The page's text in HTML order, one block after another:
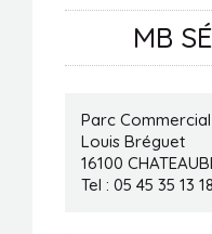
Formations
Stages/Emplois
MB
Parc
Louis Bréguet
16100
Tel : 05 45 35 13 18